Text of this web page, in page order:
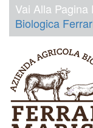
Vai Alla
Biologica